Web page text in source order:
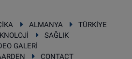
ALMANYA
TÜRKİYE
SAĞLIK
GALERİ
CONTACT